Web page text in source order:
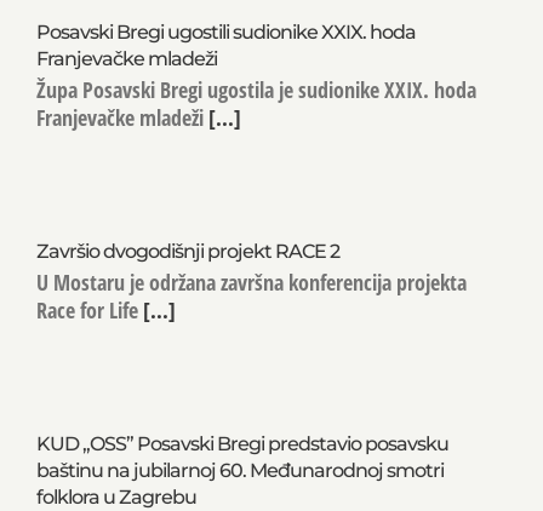
Posavski Bregi ugostili sudionike XXIX. hoda
Franjevačke mladeži
Župa Posavski Bregi ugostila je sudionike XXIX. hoda
Franjevačke mladeži [...]
Završio dvogodišnji projekt RACE 2
U Mostaru je održana završna konferencija projekta
Race for Life [...]
KUD „OSS” Posavski Bregi predstavio posavsku
baštinu na jubilarnoj 60. Međunarodnoj smotri
folklora u Zagrebu